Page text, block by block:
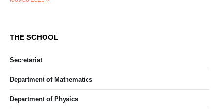
THE SCHOOL
Secretariat
Department of Mathematics
Department of Physics